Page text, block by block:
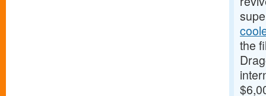
the